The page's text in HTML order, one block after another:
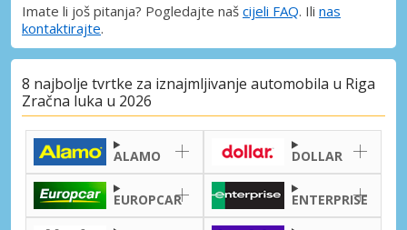
Imate li još pitanja? Pogledajte naš cijeli FAQ. Ili nas
kontaktirajte.
8 najbolje tvrtke za iznajmljivanje automobila u Riga
Zračna luka u 2026
ALAMO DOLLAR
EUROPCAR ENTERPRISE